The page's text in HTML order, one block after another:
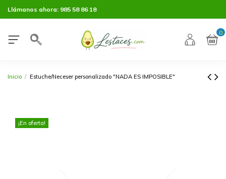
Llámanos ahora: 985 58 86 18
0
Inicio Estuche/Neceser personalizado "NADA ES IMPOSIBLE"
¡En oferta!